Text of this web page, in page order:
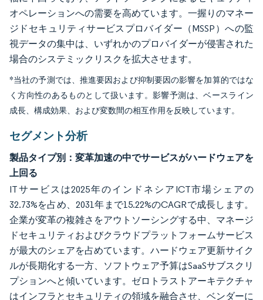
オペレーションへの需要を高めています。一握りのマネー
ジドセキュリティサービスプロバイダー（MSSP）への監
視データの集中は、いずれかのプロバイダーが侵害された
場合のシステミックリスクを拡大させます。
*当社の予測では、推進要因および抑制要因の影響を加算的ではな
く方向性のあるものとして扱います。影響予測は、ベースライン
成長、構成効果、および変数間の相互作用を反映しています。
セグメント分析
製品タイプ別：変革加速の中でサービスがハードウェアを
上回る
ITサービスは2025年のインドネシアICT市場シェアの
32.73%を占め、2031年まで15.22%のCAGRで成長します。
企業が変革の複雑さをアウトソーシングする中、マネージ
ドセキュリティおよびクラウドプラットフォームサービス
が最大のシェアを占めています。ハードウェア更新サイク
ルが長期化する一方、ソフトウェア予算はSaaSサブスクリ
プションへと傾いています。ゼロトラストアーキテクチャ
はインフラとセキュリティの領域を融合させ、ベンダーに